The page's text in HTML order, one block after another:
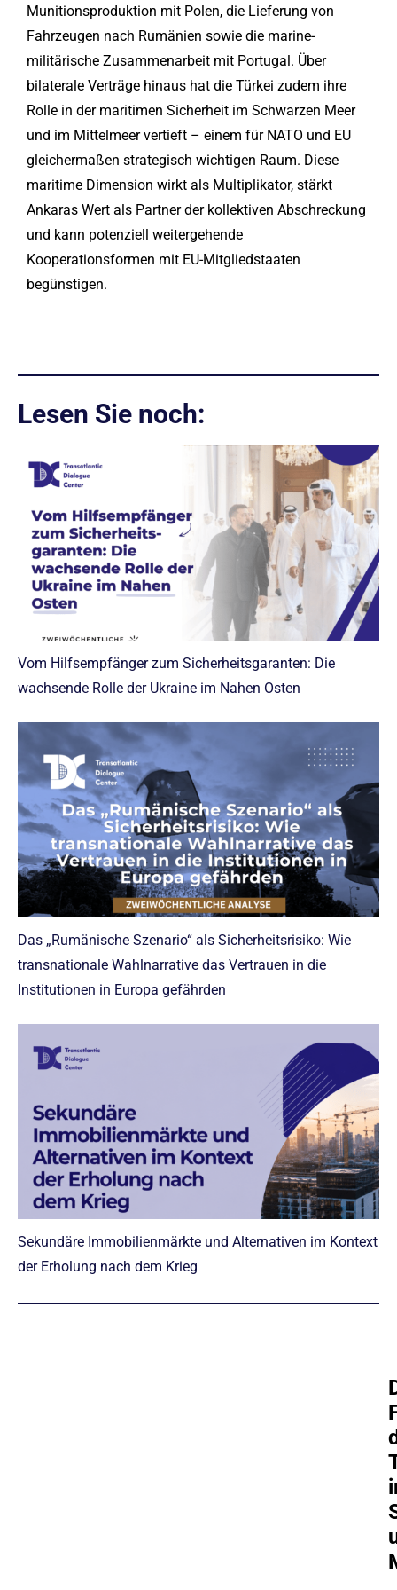
Munitionsproduktion mit Polen, die Lieferung von
Fahrzeugen nach Rumänien sowie die marine-
militärische Zusammenarbeit mit Portugal. Über
bilaterale Verträge hinaus hat die Türkei zudem ihre
Rolle in der maritimen Sicherheit im Schwarzen Meer
und im Mittelmeer vertieft – einem für NATO und EU
gleichermaßen strategisch wichtigen Raum. Diese
maritime Dimension wirkt als Multiplikator, stärkt
Ankaras Wert als Partner der kollektiven Abschreckung
und kann potenziell weitergehende
Kooperationsformen mit EU-Mitgliedstaaten
begünstigen.
Lesen Sie noch:
Vom Hilfsempfänger zum Sicherheitsgaranten: Die
wachsende Rolle der Ukraine im Nahen Osten
Das „Rumänische Szenario“ als Sicherheitsrisiko: Wie
transnationale Wahlnarrative das Vertrauen in die
Institutionen in Europa gefährden
Sekundäre Immobilienmärkte und Alternativen im Kontext
der Erholung nach dem Krieg